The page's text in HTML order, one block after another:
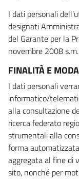
I dati personali
designati
del Garante per la
novembre 2008
FINALITÀ E
I dati personali
informatico/
alla consultazione
ricerca federato
strumentali alla
forma
aggregata al fine di
sito, nonché per